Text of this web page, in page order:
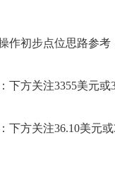
初步点位思路参考
方关注3355美元或
方关注36.10美元或